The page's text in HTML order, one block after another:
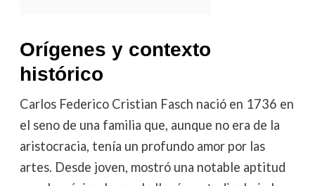
Orígenes y contexto
histórico
Carlos Federico Cristian Fasch nació en 1736 en
el seno de una familia que, aunque no era de la
aristocracia, tenía un profundo amor por las
artes. Desde joven, mostró una notable aptitud